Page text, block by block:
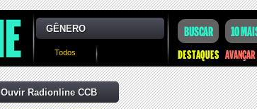
GÊNERO
Todos
Ouvir Radionline CCB